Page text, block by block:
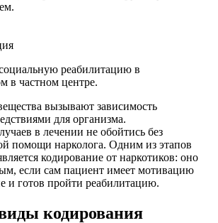
реабилитацию в
в частном центре.
вызывают зависимость
для организма.
в лечении не обойтись без
помощи нарколога. Одним из этапов
кодирование от наркотиков: оно
если сам пациент имеет мотивацию
и готов пройти реабилитацию.
кодирования